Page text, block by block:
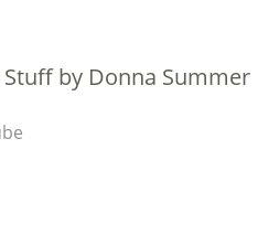
by Donna Summer